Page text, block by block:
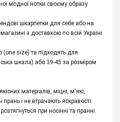
модної нотки своєму образу.
шкарпетки для себе або на
з доставкою по всій Україні.
size) та підходять для
шкала) або 39-45 за розміром
матеріалів, міцні, м'які,
прань і не втрачають яскравості
при носінні та пранні.